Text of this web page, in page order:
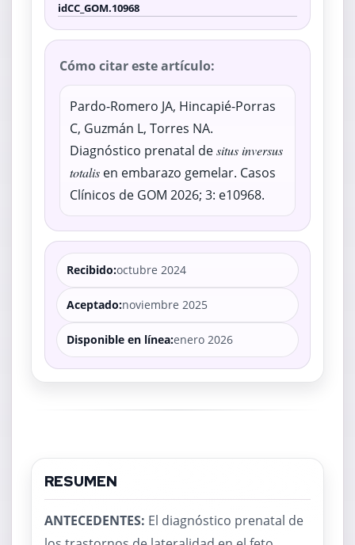
idCC_GOM.10968
Recibido:octubre 2024
Aceptado:noviembre 2025
Disponible en línea:enero 2026
Cómo citar este artículo:
Pardo-Romero JA, Hincapié-Porras
C, Guzmán L, Torres NA.
Diagnóstico prenatal desitus inversus
totalis en embarazo gemelar. Casos
Clínicos de GOM 2026; 3: e10968.
RESUMEN
ANTECEDENTES: El diagnóstico prenatal de